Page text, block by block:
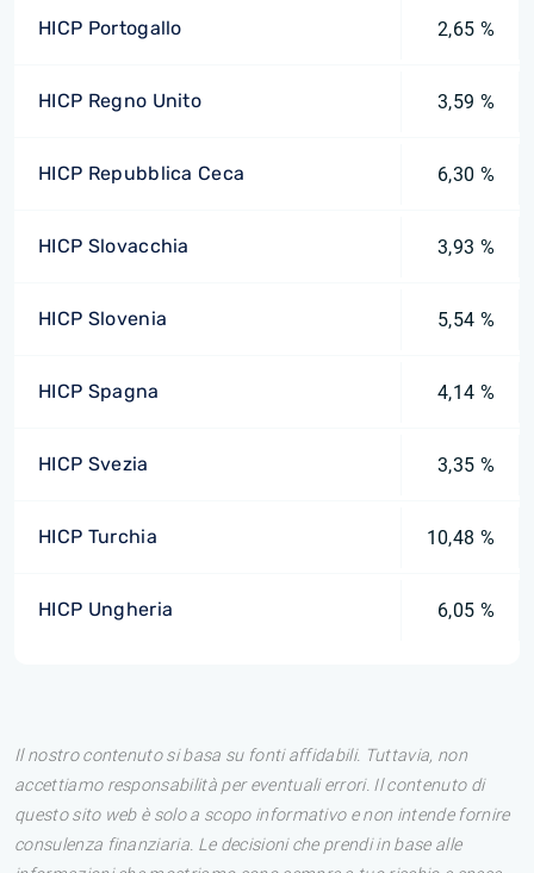
HICP Portogallo 2,65 %
HICP Regno Unito 3,59 %
HICP Repubblica Ceca 6,30 %
HICP Slovacchia 3,93 %
HICP Slovenia 5,54 %
HICP Spagna 4,14 %
HICP Svezia 3,35 %
HICP Turchia 10,48 %
HICP Ungheria 6,05 %
Il nostro contenuto si basa su fonti affidabili. Tuttavia, non
accettiamo responsabilità per eventuali errori. Il contenuto di
questo sito web è solo a scopo informativo e non intende fornire
consulenza finanziaria. Le decisioni che prendi in base alle